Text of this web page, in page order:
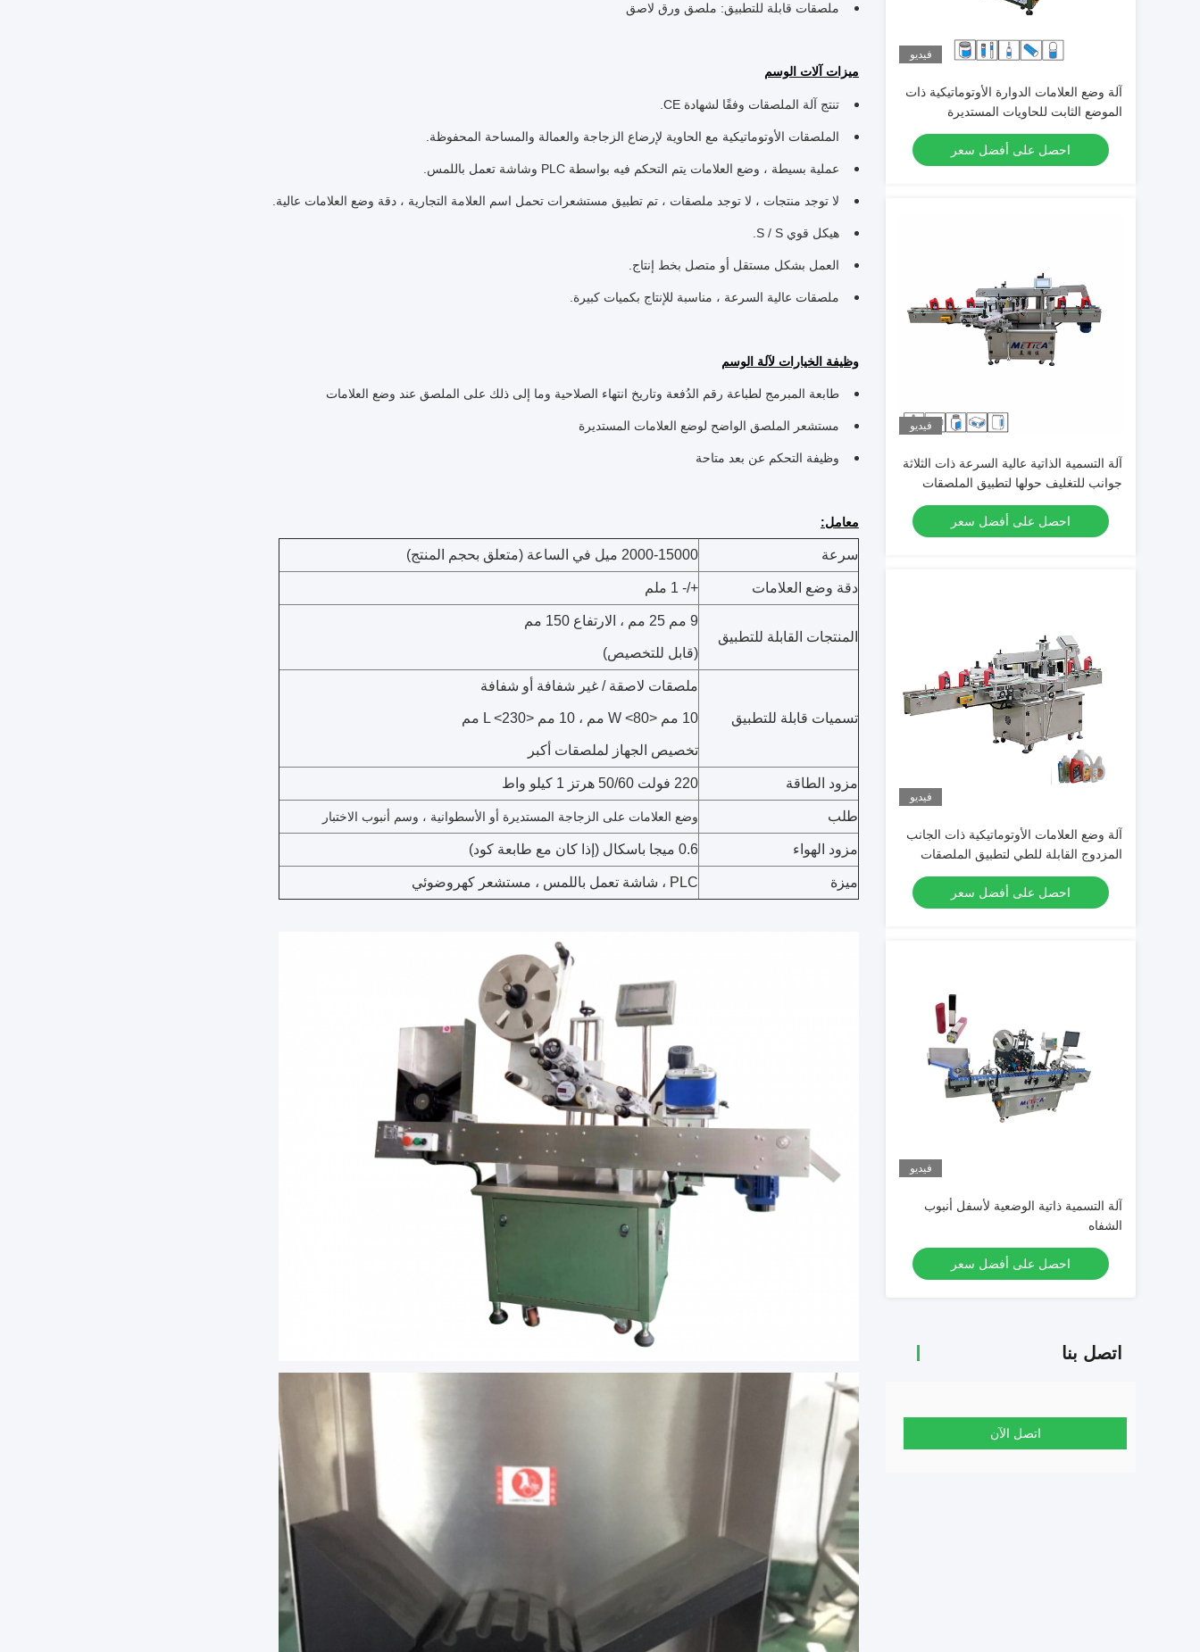
فيديو
آلة وضع العلامات الدوارة الأوتوماتيكية ذات
الموضع الثابت للحاويات المستديرة
احصل على أفضل سعر
فيديو
آلة التسمية الذاتية عالية السرعة ذات الثلاثة
جوانب للتغليف حولها لتطبيق الملصقات
بكفاءة
احصل على أفضل سعر
فيديو
آلة وضع العلامات الأوتوماتيكية ذات الجانب
المزدوج القابلة للطي لتطبيق الملصقات
بكفاءة
احصل على أفضل سعر
فيديو
آلة التسمية ذاتية الوضعية لأسفل أنبوب
الشفاه
احصل على أفضل سعر
اتصل بنا
اتصل الآن
ملصقات قابلة للتطبيق: ملصق ورق لاصق
ميزات آلات الوسم
تنتج آلة الملصقات وفقًا لشهادة CE.
الملصقات الأوتوماتيكية مع الحاوية لإرضاع الزجاجة والعمالة والمساحة المحفوظة.
عملية بسيطة ، وضع العلامات يتم التحكم فيه بواسطة PLC وشاشة تعمل باللمس.
لا توجد منتجات ، لا توجد ملصقات ، تم تطبيق مستشعرات تحمل اسم العلامة التجارية ، دقة وضع العلامات عالية.
هيكل قوي S / S.
العمل بشكل مستقل أو متصل بخط إنتاج.
ملصقات عالية السرعة ، مناسبة للإنتاج بكميات كبيرة.
وظيفة الخيارات لآلة الوسم
طابعة المبرمج لطباعة رقم الدُفعة وتاريخ انتهاء الصلاحية وما إلى ذلك على الملصق عند وضع العلامات
مستشعر الملصق الواضح لوضع العلامات المستديرة
وظيفة التحكم عن بعد متاحة
معامل:
سرعة 2000-15000 ميل في الساعة (متعلق بحجم المنتج)
دقة وضع العلامات +/- 1 ملم
المنتجات القابلة للتطبيق
9 مم 25 مم ، الارتفاع 150 مم
(قابل للتخصيص)
تسميات قابلة للتطبيق
ملصقات لاصقة / غير شفافة أو شفافة
10 مم <W <80 مم ، 10 مم <L <230 مم
تخصيص الجهاز لملصقات أكبر
مزود الطاقة 220 فولت 50/60 هرتز 1 كيلو واط
طلب وضع العلامات على الزجاجة المستديرة أو الأسطوانية ، وسم أنبوب الاختبار
مزود الهواء 0.6 ميجا باسكال (إذا كان مع طابعة كود)
ميزة PLC ، شاشة تعمل باللمس ، مستشعر كهروضوئي